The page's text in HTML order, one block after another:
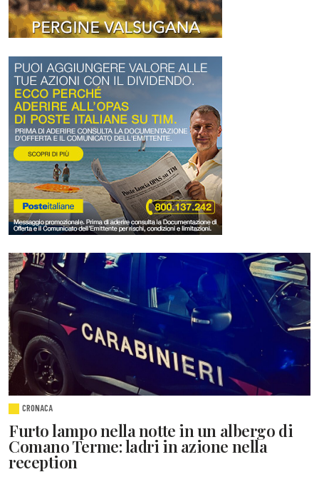
CRONACA
Furto lampo nella notte in un albergo di
Comano Terme: ladri in azione nella
reception